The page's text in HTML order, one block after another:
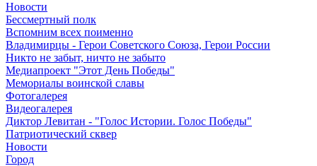
Новости
Бессмертный полк
Вспомним всех поименно
Владимирцы - Герои Советского Союза, Герои России
Никто не забыт, ничто не забыто
Медиапроект "Этот День Победы"
Мемориалы воинской славы
Фотогалерея
Видеогалерея
Диктор Левитан - "Голос Истории. Голос Победы"
Патриотический сквер
Новости
Город